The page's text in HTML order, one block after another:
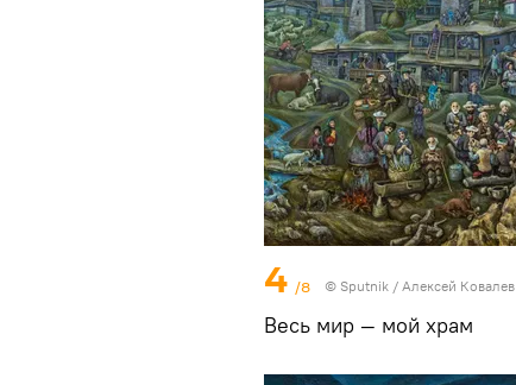
4 /8 © Sputnik / Алексей Ковалев
Весь мир — мой храм